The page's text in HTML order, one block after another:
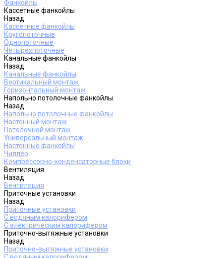
Фанкойлы
Кассетные фанкойлы
Назад
Кассетные фанкойлы
Кругопоточные
Однопоточные
Четырехпоточные
Канальные фанкойлы
Назад
Канальные фанкойлы
Вертикальный монтаж
Горизонтальный монтаж
Напольно потолочные фанкойлы
Назад
Напольно потолочные фанкойлы
Настенный монтаж
Потолочной монтаж
Универсальный монтаж
Настенные фанкойлы
Чиллер
Компрессорно-конденсаторные блоки
Вентиляция
Назад
Вентиляция
Приточные установки
Назад
Приточные установки
С водяным калорифером
С электрическим калорифером
Приточно-вытяжные установки
Назад
Приточно-вытяжные установки